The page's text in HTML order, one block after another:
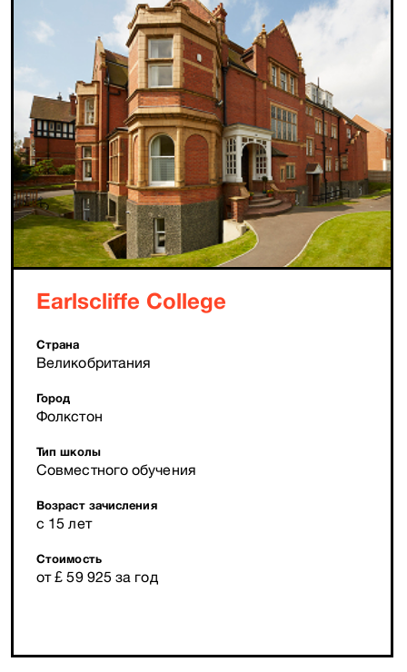
Earlscliffe College
Страна
Великобритания
Город
Фолкстон
Тип школы
Совместного обучения
Возраст зачисления
с 15 лет
Стоимость
от £ 59 925 за год